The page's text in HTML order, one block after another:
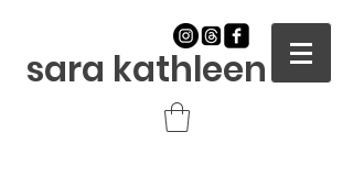
sara kathleen